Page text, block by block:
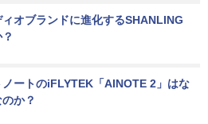
オブランドに進化するSHANLING
ートのiFLYTEK「AINOTE 2」はな
か？